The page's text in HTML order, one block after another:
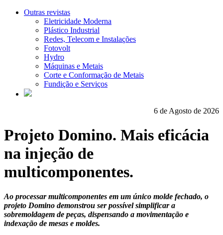
Outras revistas
Eletricidade Moderna
Plástico Industrial
Redes, Telecom e Instalações
Fotovolt
Hydro
Máquinas e Metais
Corte e Conformação de Metais
Fundição e Serviços
6 de Agosto de 2026
Projeto Domino. Mais eficácia
na injeção de
multicomponentes.
Ao processar multicomponentes em um único molde fechado, o
projeto Domino demonstrou ser possível simplificar a
sobremoldagem de peças, dispensando a movimentação e
indexação de mesas e moldes.